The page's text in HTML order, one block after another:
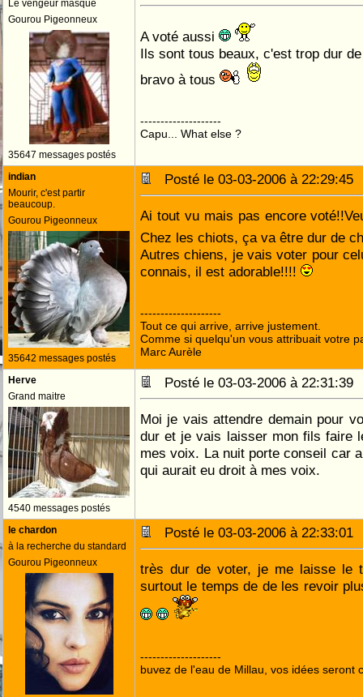
Le vengeur masqué
Gourou Pigeonneux
35647 messages postés
A voté aussi
Ils sont tous beaux, c'est trop dur
bravo à tous
--------------------
Capu... What else ?
indian
Mourir, c'est partir
beaucoup.
Gourou Pigeonneux
35642 messages postés
Posté le 03-03-2006 à
Ai tout vu mais pas encore
Chez les chiots, ça va être dur de
Autres chiens, je vais voter pour
connais, il est adorable!!!!
--------------------
Tout ce qui arrive, arrive justement.
Comme si quelqu'un vous attribuait votre
Marc Aurèle
Herve
Grand maitre
4540 messages postés
Posté le 03-03-2006 à
Moi je vais attendre demain pour
dur et je vais laisser mon fils faire
mes voix. La nuit porte conseil car
qui aurait eu droit à mes voix.
le chardon
à la recherche du standard
Gourou Pigeonneux
Posté le 03-03-2006 à
très dur de voter, je me laisse le
surtout le temps de de les revoir
--------------------
buvez de l'eau de Millau, vos idées seront